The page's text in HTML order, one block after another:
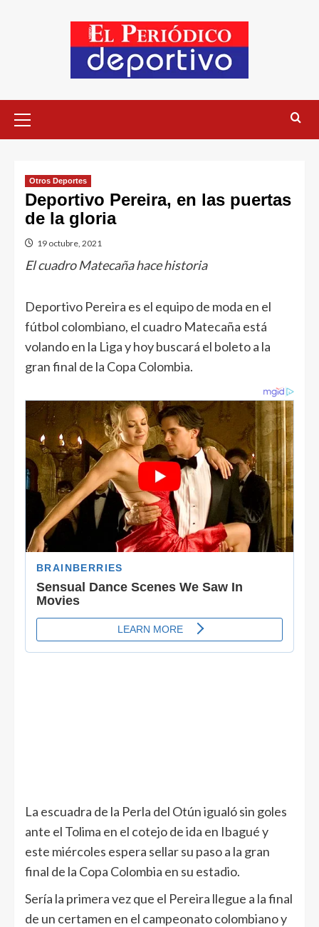
Otros Deportes
Deportivo Pereira, en las puertas
de la gloria
19 octubre, 2021
El cuadro Matecaña hace historia
Deportivo Pereira es el equipo de moda en el
fútbol colombiano, el cuadro Matecaña está
volando en la Liga y hoy buscará el boleto a la
gran final de la Copa Colombia.
La escuadra de la Perla del Otún igualó sin goles
ante el Tolima en el cotejo de ida en Ibagué y
este miércoles espera sellar su paso a la gran
final de la Copa Colombia en su estadio.
Sería la primera vez que el Pereira llegue a la final
de un certamen en el campeonato colombiano y